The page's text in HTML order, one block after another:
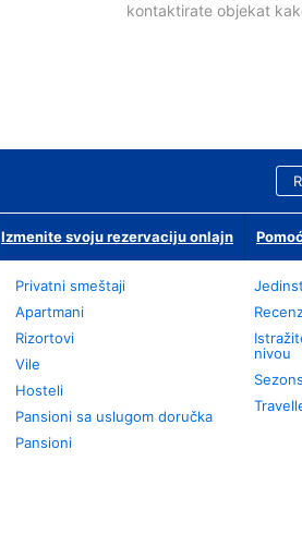
kontaktirate objekat
Izmenite svoju rezervaciju onlajn
Privatni smeštaji
Apartmani
Rizortovi
Vile
Hosteli
Pansioni sa uslugom doručka
Pansioni
nivou